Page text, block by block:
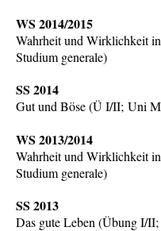
WS 2014/2015
Wahrheit und Wirklichkeit
Studium generale)
SS 2014
Gut und Böse (Ü I/II; Uni
WS 2013/2014
Wahrheit und Wirklichkeit
Studium generale)
SS 2013
Das gute Leben (Übung I/